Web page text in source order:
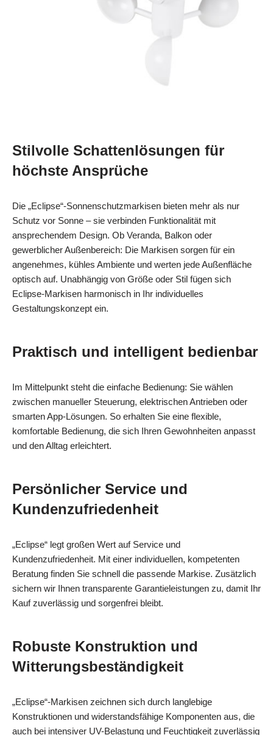
Stilvolle Schattenlösungen für
höchste Ansprüche
Die „Eclipse“-Sonnenschutzmarkisen bieten mehr als nur
Schutz vor Sonne – sie verbinden Funktionalität mit
ansprechendem Design. Ob Veranda, Balkon oder
gewerblicher Außenbereich: Die Markisen sorgen für ein
angenehmes, kühles Ambiente und werten jede Außenfläche
optisch auf. Unabhängig von Größe oder Stil fügen sich
Eclipse-Markisen harmonisch in Ihr individuelles
Gestaltungskonzept ein.
Praktisch und intelligent bedienbar
Im Mittelpunkt steht die einfache Bedienung: Sie wählen
zwischen manueller Steuerung, elektrischen Antrieben oder
smarten App-Lösungen. So erhalten Sie eine flexible,
komfortable Bedienung, die sich Ihren Gewohnheiten anpasst
und den Alltag erleichtert.
Persönlicher Service und
Kundenzufriedenheit
„Eclipse“ legt großen Wert auf Service und
Kundenzufriedenheit. Mit einer individuellen, kompetenten
Beratung finden Sie schnell die passende Markise. Zusätzlich
sichern wir Ihnen transparente Garantieleistungen zu, damit Ihr
Kauf zuverlässig und sorgenfrei bleibt.
Robuste Konstruktion und
Witterungsbeständigkeit
„Eclipse“-Markisen zeichnen sich durch langlebige
Konstruktionen und widerstandsfähige Komponenten aus, die
auch bei intensiver UV-Belastung und Feuchtigkeit zuverlässig